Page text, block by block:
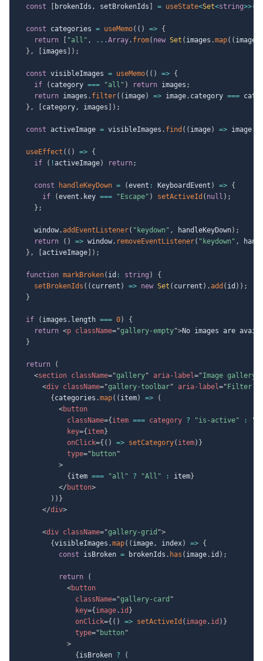
const
brokenIds , setBrokenIds = useState<Set<string>>(
const categories = useMemo( ( ) => {
return
"all" , ...Array. from( new Set ( images .map( ( image
} , images ) ;
const visibleImages = useMemo( ( ) => {
if
( category === "all" ) return images ;
return images . filter( ( image) => image. category ===
} , category, images ) ;
const activeImage = visibleImages . find ( ( image) => image.
useEffect ( ( ) => {
if
( !activeImage) return;
const handleKeyDown = (event : KeyboardEvent ) => {
if
(event . key === "Escape" ) setActiveId ( null ) ;
} ;
    window
.addEventListener( "keydown" , handleKeyDown) ;
return
( ) => window. removeEventListener( "keydown" ,
} , activeImage ) ;
function markBroken( id : string )
{
setBrokenIds ( ( current ) => new Set ( current ) .add ( id ) ) ;
}
if ( images . length === 0)
{
return <p className="gallery-empty">No images are
}
return
(
<section className="gallery" aria-label="Image gallery
<div className="gallery-toolbar" aria-label=" Filter
{ categories .map( ( item) =>
(
<button
className={ item === category ? "is-active" : ""
key={ item}
onClick={ ( ) => setCategory( item) }
type=" button"
>
{ item === "all" ? "All" : item}
</ button>
) ) }
</div>
<div className="gallery-grid ">
{visibleImages .map( ( image, index) => {
const isBroken = brokenIds . has ( image. id ) ;
return
(
<button
className="gallery-card "
key={ image. id }
onClick={ ( ) => setActiveId ( image. id ) }
type=" button"
>
{ isBroken ?
(